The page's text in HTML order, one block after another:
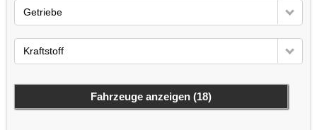
Getriebe
Kraftstoff
Fahrzeuge anzeigen (18)